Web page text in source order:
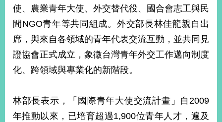
落
國
台
海
和
平
護
回
使、農業青年大使、外交替代役、國合會志工與民
間NGO青年等共同組成。外交部長林佳龍親自出
席，與來自各領域的青年代表交流互動，並共同見
證協會正式成立，象徵台灣青年外交工作邁向制度
化、跨領域與專業化的新階段。
林部長表示，「國際青年大使交流計畫」自2009
年推動以來，已培育超過1,900位青年人才，遍及